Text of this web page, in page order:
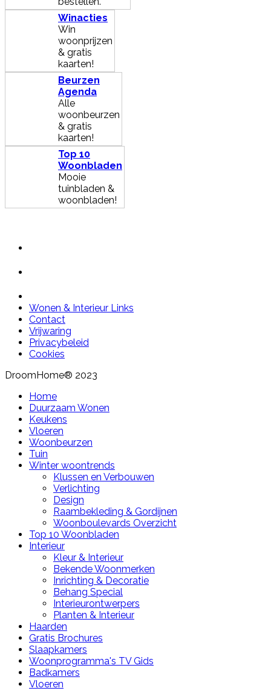
Winacties
Win
woonprijzen
& gratis
kaarten!
Beurzen
Agenda
Alle
woonbeurzen
& gratis
kaarten!
Top 10
Woonbladen
Mooie
tuinbladen &
woonbladen!
Wonen & Interieur Links
Contact
Vrijwaring
Privacybeleid
Cookies
DroomHome® 2023
Home
Duurzaam Wonen
Keukens
Vloeren
Woonbeurzen
Tuin
Winter woontrends
Klussen en Verbouwen
Verlichting
Design
Raambekleding & Gordijnen
Woonboulevards Overzicht
Top 10 Woonbladen
Interieur
Kleur & Interieur
Bekende Woonmerken
Inrichting & Decoratie
Behang Special
Interieurontwerpers
Planten & Interieur
Haarden
Gratis Brochures
Slaapkamers
Woonprogramma's TV Gids
Badkamers
Vloeren